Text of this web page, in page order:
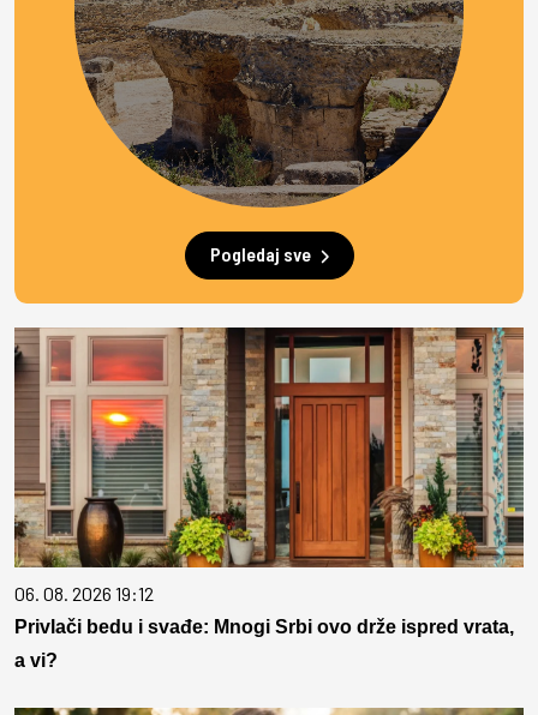
Pogledaj sve
06. 08. 2026 19:12
Privlači bedu i svađe: Mnogi Srbi ovo drže ispred vrata,
a vi?